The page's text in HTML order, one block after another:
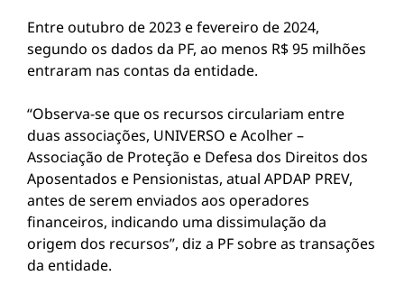
Entre outubro de 2023 e fevereiro de 2024,
segundo os dados da PF, ao menos R$ 95 milhões
entraram nas contas da entidade.
“Observa-se que os recursos circulariam entre
duas associações, UNIVERSO e Acolher –
Associação de Proteção e Defesa dos Direitos dos
Aposentados e Pensionistas, atual APDAP PREV,
antes de serem enviados aos operadores
financeiros, indicando uma dissimulação da
origem dos recursos”, diz a PF sobre as transações
da entidade.